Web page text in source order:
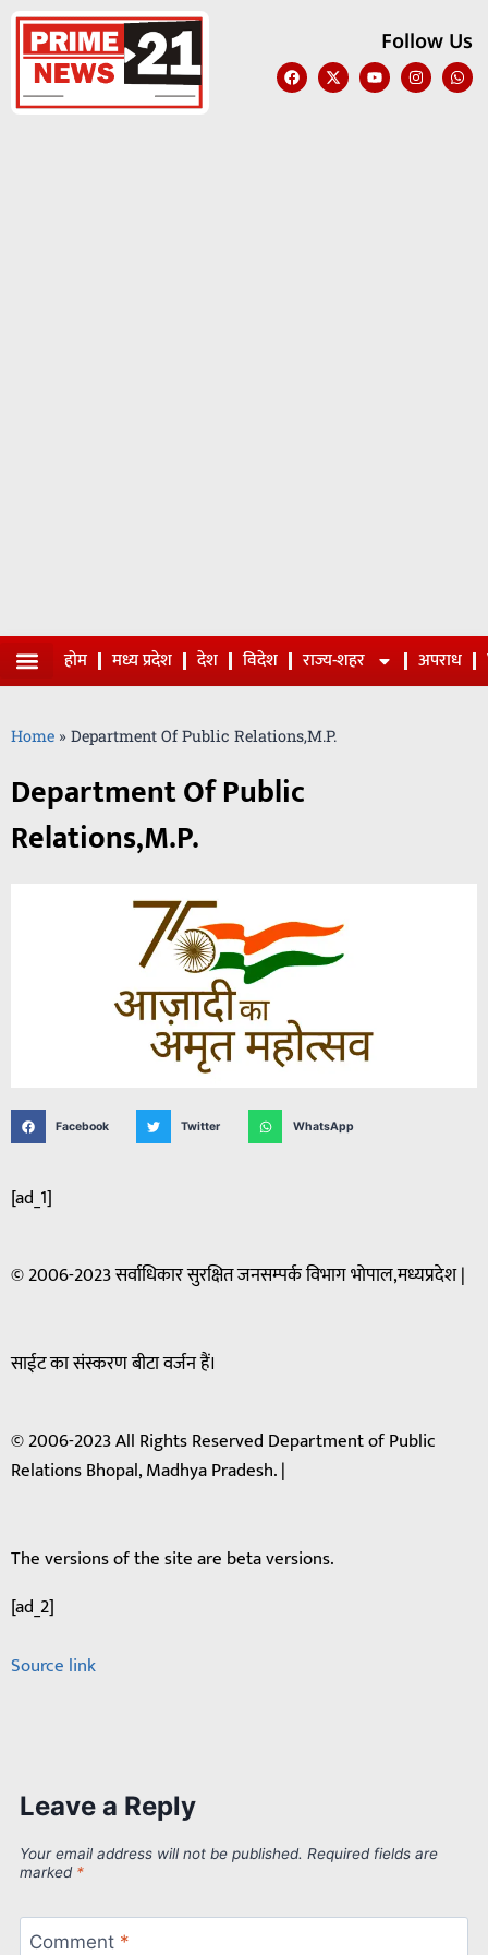
Follow Us
होम मध्य प्रदेश देश विदेश राज्य-शहर अपराध
Home » Department Of Public Relations,M.P.
Department Of Public
Relations,M.P.
Facebook Twitter WhatsApp
[ad_1]
© 2006-2023 सर्वाधिकार सुरक्षित जनसम्पर्क विभाग भोपाल,मध्यप्रदेश |
साईट का संस्करण बीटा वर्जन हैं।
© 2006-2023 All Rights Reserved Department of Public
Relations Bhopal, Madhya Pradesh. |
The versions of the site are beta versions.
[ad_2]
Source link
Leave a Reply
Your email address will not be published. Required fields are
marked *
Comment *